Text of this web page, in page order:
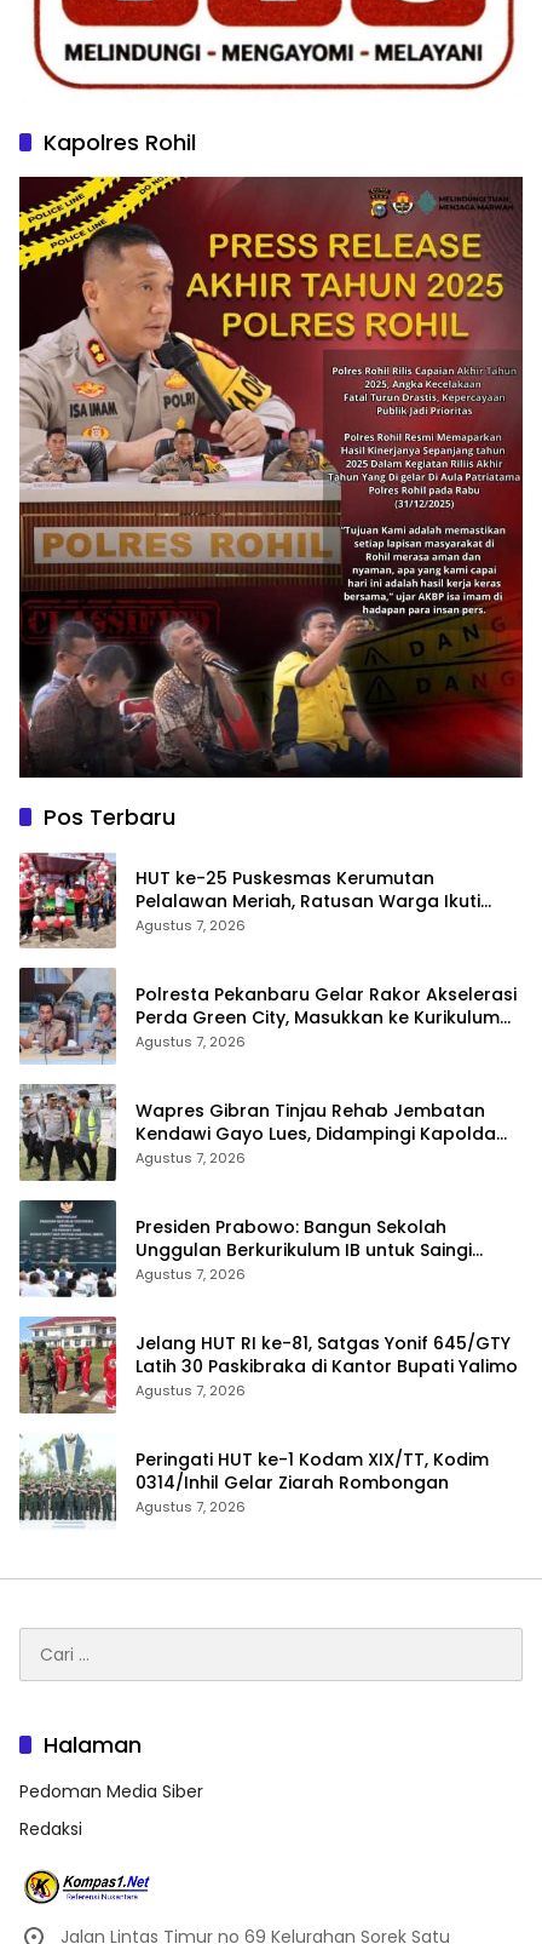
Kapolres Rohil
Pos Terbaru
HUT ke-25 Puskesmas Kerumutan
Pelalawan Meriah, Ratusan Warga Ikuti
Jalan Santai dan Cek Kesehatan Gratis
Agustus 7, 2026
Polresta Pekanbaru Gelar Rakor Akselerasi
Perda Green City, Masukkan ke Kurikulum
Sekolah
Agustus 7, 2026
Wapres Gibran Tinjau Rehab Jembatan
Kendawi Gayo Lues, Didampingi Kapolda
Aceh
Agustus 7, 2026
Presiden Prabowo: Bangun Sekolah
Unggulan Berkurikulum IB untuk Saingi
Dunia
Agustus 7, 2026
Jelang HUT RI ke-81, Satgas Yonif 645/GTY
Latih 30 Paskibraka di Kantor Bupati Yalimo
Agustus 7, 2026
Peringati HUT ke-1 Kodam XIX/TT, Kodim
0314/Inhil Gelar Ziarah Rombongan
Agustus 7, 2026
untuk:
Halaman
Pedoman Media Siber
Redaksi
Jalan Lintas Timur no 69 Kelurahan Sorek Satu